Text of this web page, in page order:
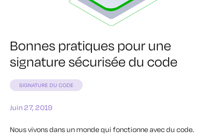
Bonnes pratiques pour une
signature sécurisée du code
SIGNATURE DU CODE
Juin 27, 2019
Nous vivons dans un monde qui fonctionne avec du code.